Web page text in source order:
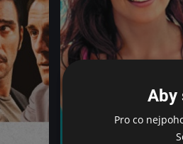
Aby
Pro co